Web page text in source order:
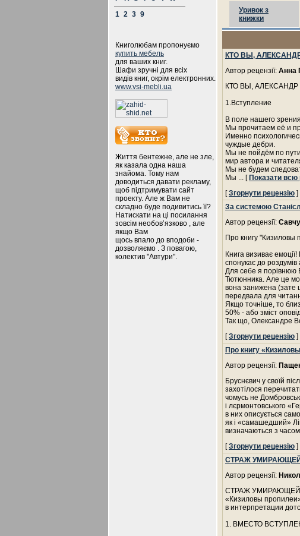
1 2 3 9
Книголюбам пропонуємо
купить мебель
для ваших книг.
Шафи зручні для всіх
видів книг, окрім електронних.
www.vsi-mebli.ua
Життя бентежне, але не зле,
як казала одна наша
знайома. Тому нам
доводиться давати рекламу,
щоб підтримувати сайт
проекту. Але ж Вам не
складно буде подивитись її?
Натискати на ці посилання
зовсім необов’язково , але
якщо Вам
щось впало до вподоби -
дозволяємо . З повагою,
колектив "Автури".
Уривок з
книжки
КТО ВЫ,
Автор рецензії: Анна
КТО ВЫ,
1.Вступление
В поле нашего
Мы прочитаем её и
Именно
чуждые дебри.
Мы не пойдём по
мир автора и
Мы не будем
Мы ... [ Показати всю
[Згорнути рецензію ]
За системою
Автор рецензії:
Про книгу "Кизиловы
Книга визиває
спонукає до роздумів
Для себе я порівнюю
Тютюнника. Але це
вона занижена (зате
передвала для
Якщо точніше, то
50% - або зміст
Так що, Олександре
[Згорнути рецензію ]
Про книгу
Автор рецензії:
Бруснєвич у своїй
захотілося
чомусь не
і лєрмонтовського
в них описується
як і «самашедший»
визначаються з
[Згорнути рецензію ]
СТРАЖ
Автор рецензії:
СТРАЖ
«Кизиловы
в интерпретации
1. ВМЕСТО